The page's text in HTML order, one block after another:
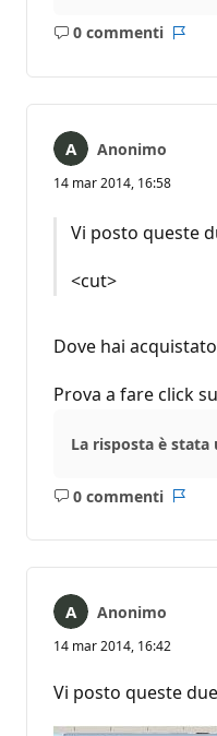
0 commenti
Nessun
Anonimo
14 mar 2014, 16:58
Vi posto queste
<cut>
Dove hai
Prova a fare click
La risposta è stata
0 commenti
Nessun
Anonimo
14 mar 2014, 16:42
Vi posto queste